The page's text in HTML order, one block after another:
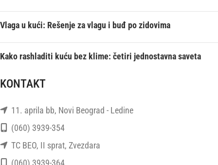
Vlaga u kući: Rešenje za vlagu i buđ po zidovima
Kako rashladiti kuću bez klime: četiri jednostavna saveta
KONTAKT
11. aprila bb, Novi Beograd - Ledine
(060) 3939-354
TC BEO, II sprat, Zvezdara